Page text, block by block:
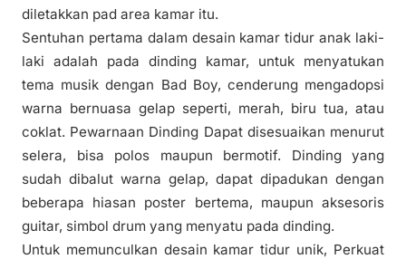
diletakkan pad area kamar itu.
Sentuhan pertama dalam desain kamar tidur anak laki-
laki adalah pada dinding kamar, untuk menyatukan
tema musik dengan Bad Boy, cenderung mengadopsi
warna bernuasa gelap seperti, merah, biru tua, atau
coklat. Pewarnaan Dinding Dapat disesuaikan menurut
selera, bisa polos maupun bermotif. Dinding yang
sudah dibalut warna gelap, dapat dipadukan dengan
beberapa hiasan poster bertema, maupun aksesoris
guitar, simbol drum yang menyatu pada dinding.
Untuk memunculkan desain kamar tidur unik, Perkuat